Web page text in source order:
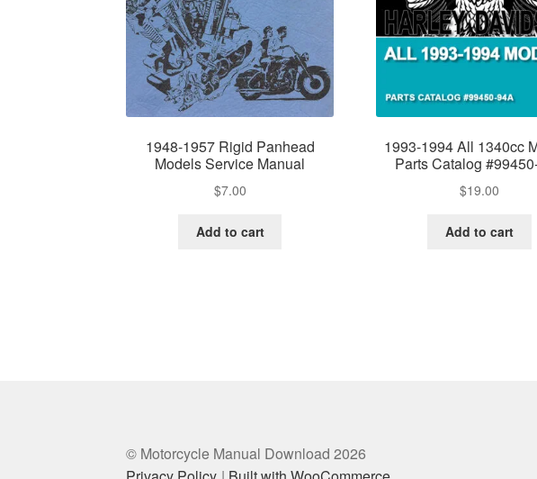
1948-1957 Rigid Panhead
Models Service Manual
$7.00
Add to cart
1993-1994 All 1340cc
Parts Catalog
$19.00
Add to cart
© Motorcycle Manual Download 2026